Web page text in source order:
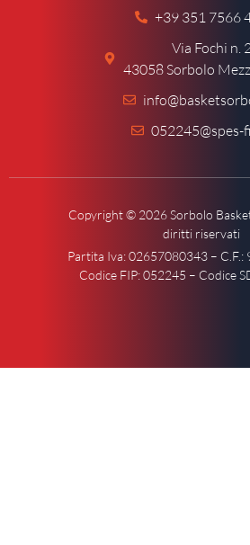
+39 351 7566
Via Fochi n. 2
43058 Sorbolo
052245@spes-
Copyright © 2026 Sorbolo
diritti riservati
Partita Iva: 02657080343 –
Codice FIP: 052245 – Codice